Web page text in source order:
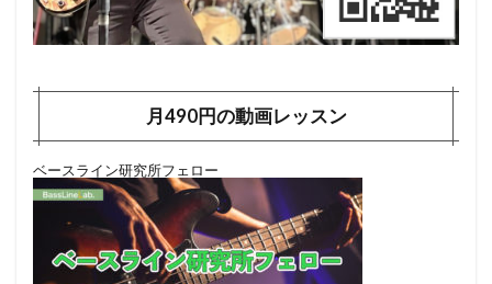
月490円の動画レッスン
ベースライン研究所フェロー